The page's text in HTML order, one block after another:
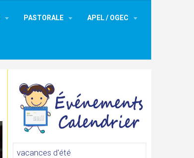
PASTORALE APEL / OGEC
vacances d'été